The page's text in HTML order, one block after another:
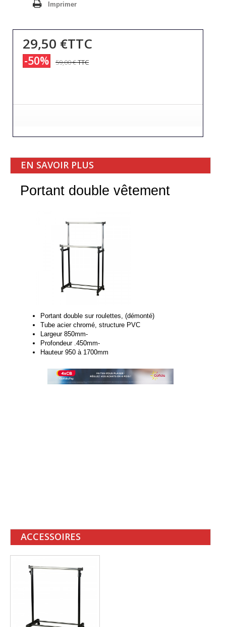
Imprimer
29,50 €TTC
-50% 59,00 €TTC
EN SAVOIR PLUS
Portant double vêtement
Portant double sur roulettes, (démonté)
Tube acier chromé, structure PVC
Largeur 850mm-
Profondeur .450mm-
Hauteur 950 à 1700mm
ACCESSOIRES